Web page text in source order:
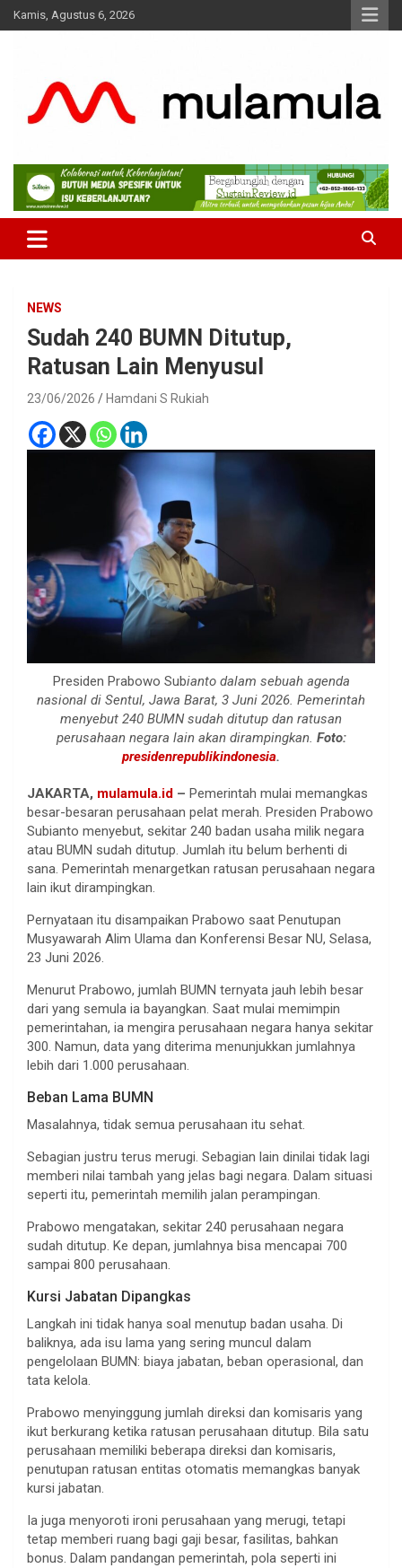
Skip
to
Kamis, Agustus 6, 2026
MulaMula
Medianya para Gen Z
NEWS
Sudah 240 BUMN Ditutup,
Ratusan Lain Menyusul
23/06/2026 Hamdani S Rukiah
Presiden Prabowo Subianto dalam sebuah agenda
nasional di Sentul, Jawa Barat, 3 Juni 2026. Pemerintah
menyebut 240 BUMN sudah ditutup dan ratusan
perusahaan negara lain akan dirampingkan. Foto:
presidenrepublikindonesia.
JAKARTA, mulamula.id – Pemerintah mulai memangkas
besar-besaran perusahaan pelat merah. Presiden Prabowo
Subianto menyebut, sekitar 240 badan usaha milik negara
atau BUMN sudah ditutup. Jumlah itu belum berhenti di
sana. Pemerintah menargetkan ratusan perusahaan negara
lain ikut dirampingkan.
Pernyataan itu disampaikan Prabowo saat Penutupan
Musyawarah Alim Ulama dan Konferensi Besar NU, Selasa,
23 Juni 2026.
Menurut Prabowo, jumlah BUMN ternyata jauh lebih besar
dari yang semula ia bayangkan. Saat mulai memimpin
pemerintahan, ia mengira perusahaan negara hanya sekitar
300. Namun, data yang diterima menunjukkan jumlahnya
lebih dari 1.000 perusahaan.
Beban Lama BUMN
Masalahnya, tidak semua perusahaan itu sehat.
Sebagian justru terus merugi. Sebagian lain dinilai tidak lagi
memberi nilai tambah yang jelas bagi negara. Dalam situasi
seperti itu, pemerintah memilih jalan perampingan.
Prabowo mengatakan, sekitar 240 perusahaan negara
sudah ditutup. Ke depan, jumlahnya bisa mencapai 700
sampai 800 perusahaan.
Kursi Jabatan Dipangkas
Langkah ini tidak hanya soal menutup badan usaha. Di
baliknya, ada isu lama yang sering muncul dalam
pengelolaan BUMN: biaya jabatan, beban operasional, dan
tata kelola.
Prabowo menyinggung jumlah direksi dan komisaris yang
ikut berkurang ketika ratusan perusahaan ditutup. Bila satu
perusahaan memiliki beberapa direksi dan komisaris,
penutupan ratusan entitas otomatis memangkas banyak
kursi jabatan.
Ia juga menyoroti ironi perusahaan yang merugi, tetapi
tetap memberi ruang bagi gaji besar, fasilitas, bahkan
bonus. Dalam pandangan pemerintah, pola seperti ini